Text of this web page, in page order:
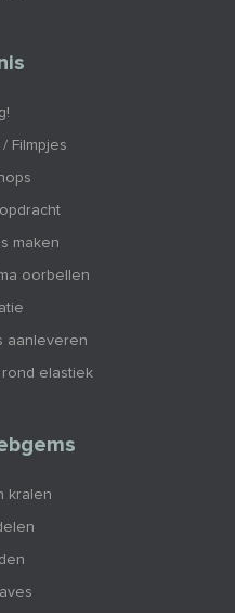
Filmpjes
maken
oorbellen
aanleveren
elastiek
kralen